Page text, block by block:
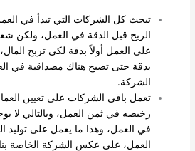
تبحث كل الشركات التي تبدأ في
الربح قبل الدقة في العمل، ولكن
على العمل أولاً بدقة لكي تربح
بدقة حتى تصبح هناك مصداقية في
الشركة.
تعمل باقي الشركات على تعيين
رخيصه في ثمن العمل، وبالتالي لا
في العمل، وهذا ما يعمل على توليد
العمل، على عكس الشركة الخاصة